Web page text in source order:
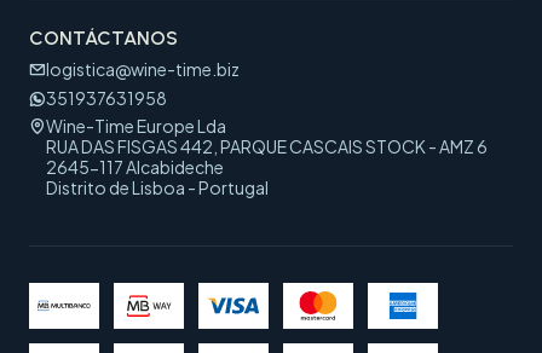
CONTÁCTANOS
logistica@wine-time.biz
351937631958
Wine-Time Europe Lda
RUA DAS FISGAS 442, PARQUE CASCAIS STOCK - AMZ 6
2645-117 Alcabideche
Distrito de Lisboa - Portugal